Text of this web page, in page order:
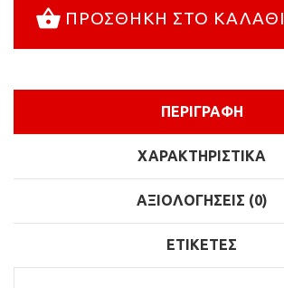
ΠΡΟΣΘΉΚΗ ΣΤΟ ΚΑΛΆΘΙ
ΠΕΡΙΓΡΑΦΉ
ΧΑΡΑΚΤΗΡΙΣΤΙΚΆ
ΑΞΙΟΛΟΓΉΣΕΙΣ (0)
ΕΤΙΚΈΤΕΣ